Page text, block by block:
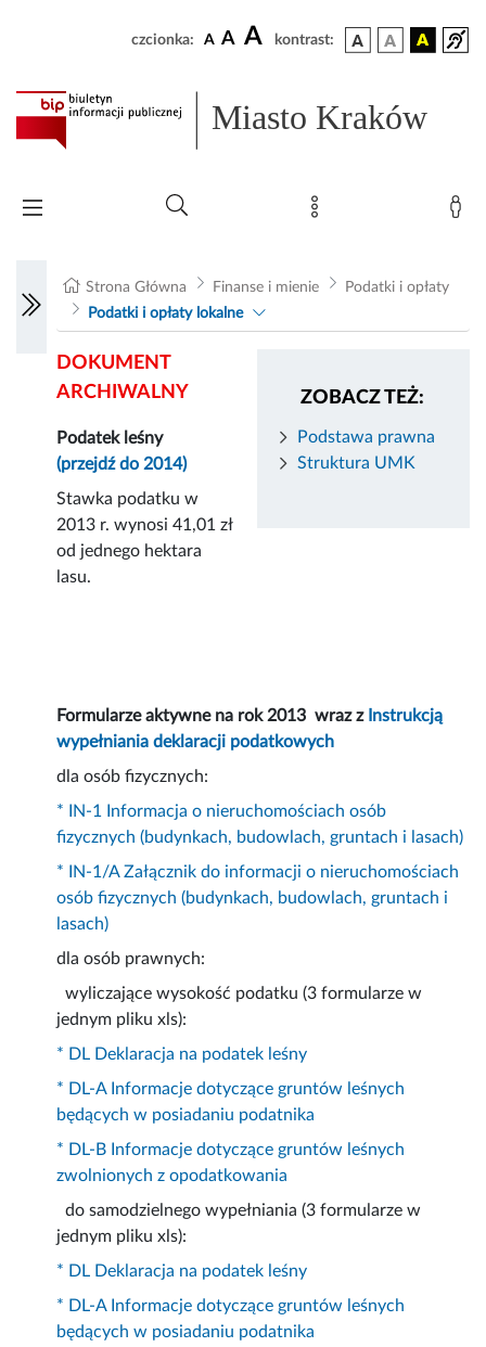
czcionka: A A A kontrast:
Miasto Kraków
Strona Główna Finanse i mienie
Podatki i opłaty
Podatki i opłaty lokalne
ZOBACZ TEŻ:
Podstawa prawna
Struktura UMK
DOKUMENT
ARCHIWALNY
Podatek leśny
(przejdź do 2014)
Stawka podatku w
2013 r. wynosi 41,01 zł
od jednego hektara
lasu.
Formularze aktywne na rok 2013 wraz z Instrukcją
wypełniania deklaracji podatkowych
dla osób fizycznych:
* IN-1 Informacja o nieruchomościach osób
fizycznych (budynkach, budowlach, gruntach i lasach)
* IN-1/A Załącznik do informacji o nieruchomościach
osób fizycznych (budynkach, budowlach, gruntach i
lasach)
dla osób prawnych:
wyliczające wysokość podatku (3 formularze w
jednym pliku xls):
* DL Deklaracja na podatek leśny
* DL-A Informacje dotyczące gruntów leśnych
będących w posiadaniu podatnika
* DL-B Informacje dotyczące gruntów leśnych
zwolnionych z opodatkowania
do samodzielnego wypełniania (3 formularze w
jednym pliku xls):
* DL Deklaracja na podatek leśny
* DL-A Informacje dotyczące gruntów leśnych
będących w posiadaniu podatnika